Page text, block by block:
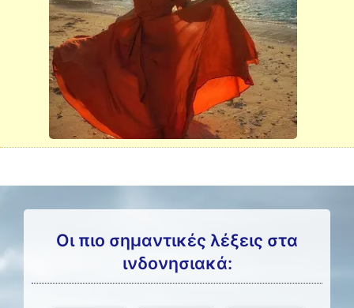
Οι πιο σημαντικές λέξεις στα
ινδονησιακά: